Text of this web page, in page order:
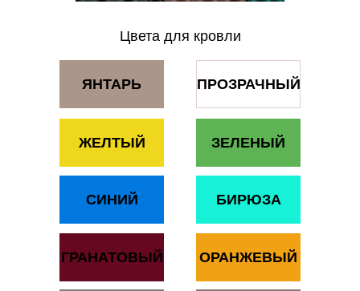
Цвета для кровли
ПРОЗРАЧНЫЙ
БИРЮЗА
ЯНТАРЬ
ЖЕЛТЫЙ ЗЕЛЕНЫЙ
ОРАНЖЕВЫЙ
СИНИЙ
ГРАНАТОВЫЙ